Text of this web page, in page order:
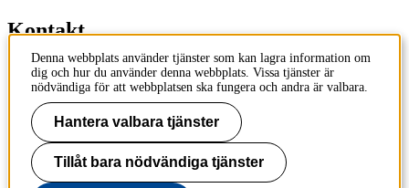
Kontakt
Kontakta utbildningsprogram
Kontakta kurs
IT-support
KTH Entré
KTH
100 44 Stockholm
Denna webbplats använder tjänster som kan lagra information om
dig och hur du använder denna webbplats. Vissa tjänster är
nödvändiga för att webbplatsen ska fungera och andra är valbara.
Hantera valbara tjänster
Tillåt bara nödvändiga tjänster